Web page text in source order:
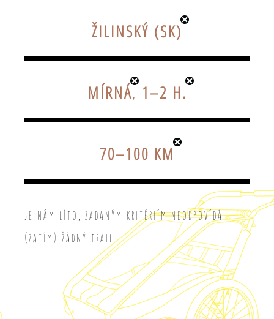
ŽILINSKÝ (SK)
MÍRNÁ, 1–2 H.
70–100 KM
Je nám líto, zadaným kritériím neodpovídá
(zatím) žádný trail.